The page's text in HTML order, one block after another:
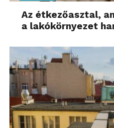
Az étkezőasztal,
a lakókörnyezet